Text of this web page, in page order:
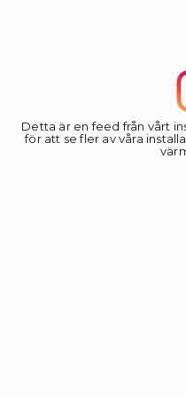
Detta är en feed från vårt
för att se fler av våra